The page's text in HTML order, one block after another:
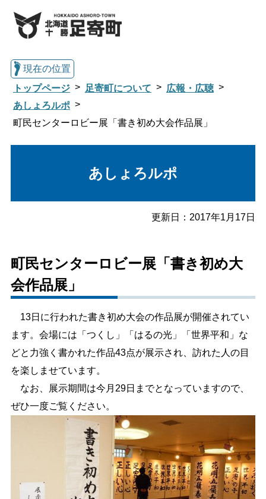
総合トップへ戻る
くらし・行政情報トップ
暮らし・手続き
しごと・産業
文字サイズ
標準 拡大
色合い
白
リセット
language
現在の位置
トップページ
足寄町について
広報・広聴
あしょろルポ
町民センターロビー展「書き初め大会作品展」
あしょろルポ
更新日： 2017年1月17日
町民センターロビー展「書き初め大
会作品展」
13日に行われた書き初め大会の作品展が開催されてい
ます。会場には「つくし」「はるの光」「世界平和」な
どと力強く書かれた作品43点が展示され、訪れた人の目
を楽しませています。
なお、展示期間は今月29日までとなっていますので、
ぜひ一度ご覧ください。